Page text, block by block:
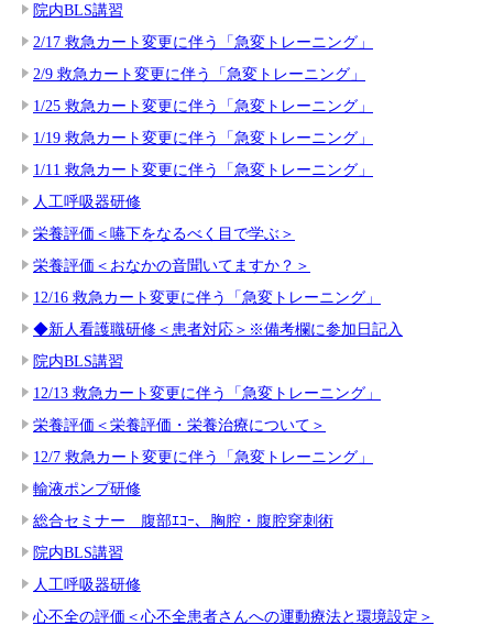
院内BLS講習
2/17 救急カート変更に伴う「急変トレーニング」
2/9 救急カート変更に伴う「急変トレーニング」
1/25 救急カート変更に伴う「急変トレーニング」
1/19 救急カート変更に伴う「急変トレーニング」
1/11 救急カート変更に伴う「急変トレーニング」
人工呼吸器研修
栄養評価＜嚥下をなるべく目で学ぶ＞
栄養評価＜おなかの音聞いてますか？＞
12/16 救急カート変更に伴う「急変トレーニング」
◆新人看護職研修＜患者対応＞※備考欄に参加日記入
院内BLS講習
12/13 救急カート変更に伴う「急変トレーニング」
栄養評価＜栄養評価・栄養治療について＞
12/7 救急カート変更に伴う「急変トレーニング」
輸液ポンプ研修
総合セミナー 腹部ｴｺｰ、胸腔・腹腔穿刺術
院内BLS講習
人工呼吸器研修
心不全の評価＜心不全患者さんへの運動療法と環境設定＞